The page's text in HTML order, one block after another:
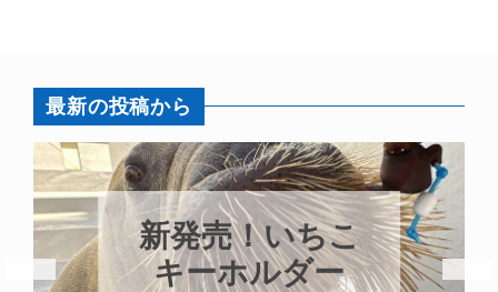
最新の投稿から
新発売！いちこ
キーホルダー